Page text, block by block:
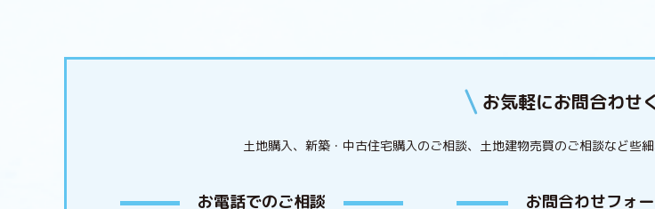
お気軽にお問合わせ
土地購入、新築・中古住宅購入のご相談、土地建物売買のご相談など些細
お電話でのご相談 お問合わせフォ